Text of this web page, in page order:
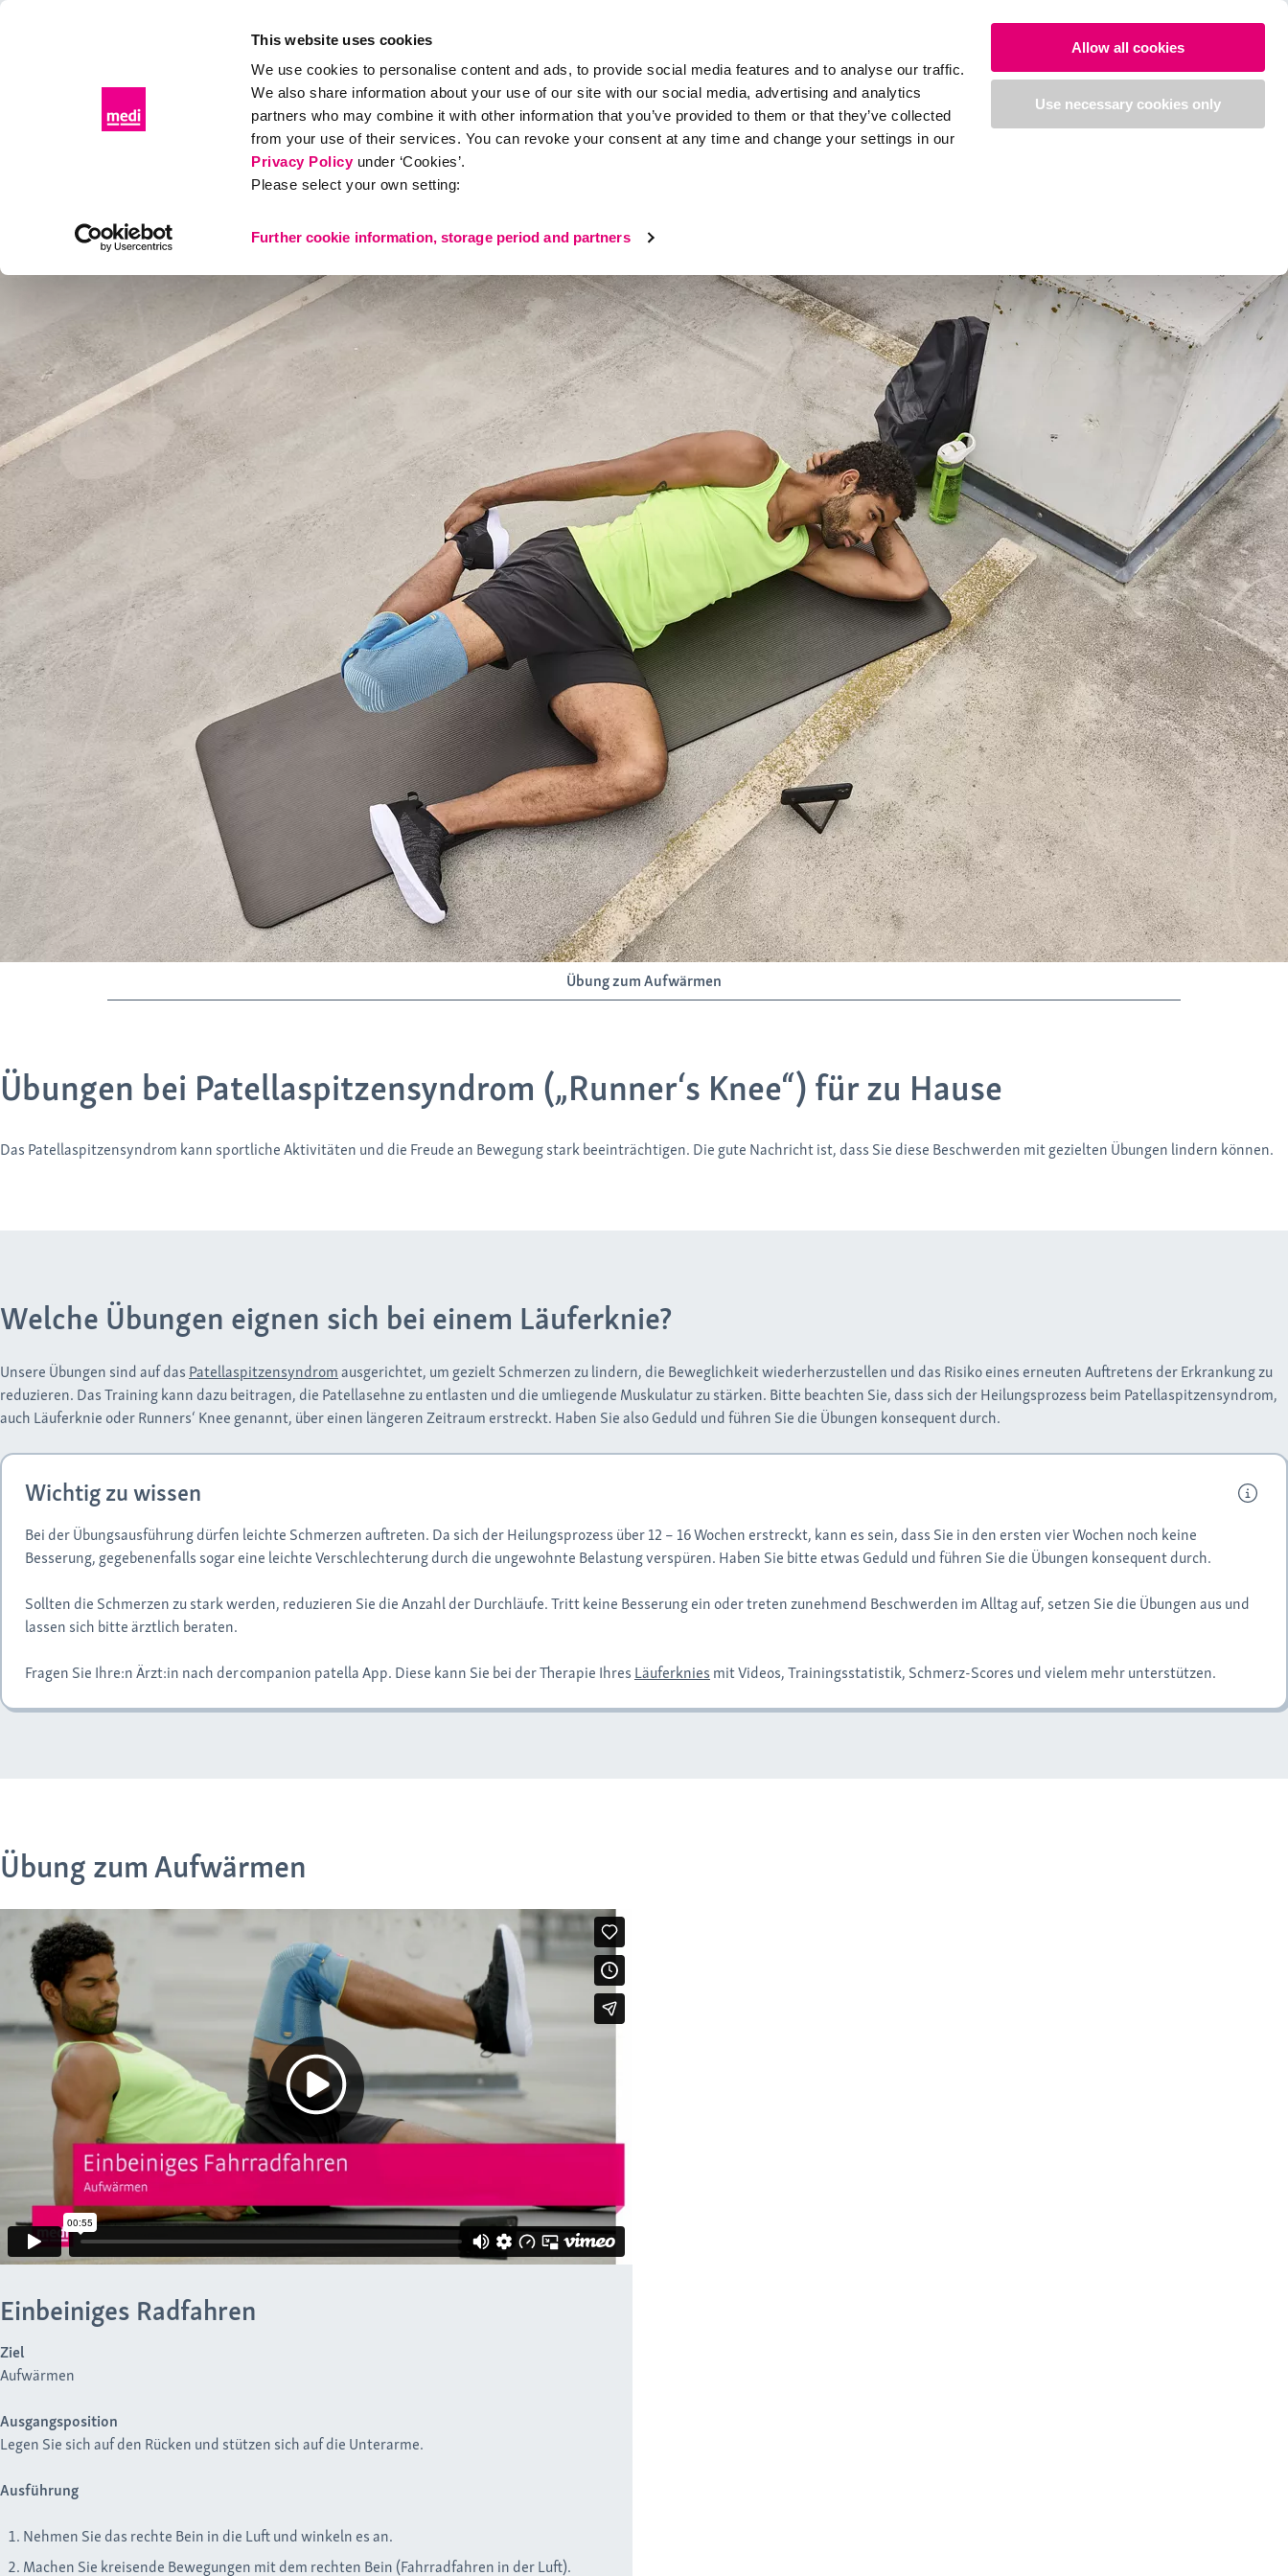
This website uses cookies
We use cookies to personalise content and ads, to provide social media features and to analyse our traffic.
We also share information about your use of our site with our social media, advertising and analytics
partners who may combine it with other information that you’ve provided to them or that they’ve collected
from your use of their services. You can revoke your consent at any time and change your settings in our
Privacy Policyunder ‘Cookies’.
Please select your own setting:
Further cookie information, storage period and partners
Allow all cookies
Use necessary cookies only
Diagnose & Therapie Gesundes Leben Kontakt
Knieschmerzen Übungen bei Patellaspitzensyndrom
Übung zum Aufwärmen
Übungen bei Patellaspitzensyndrom („Runner‘s Knee“) für zu Hause
Das Patellaspitzensyndrom kann sportliche Aktivitäten und die Freude an Bewegung stark beeinträchtigen. Die gute Nachricht ist, dass Sie diese Beschwerden mit gezielten Übungen lindern können.
Welche Übungen eignen sich bei einem Läuferknie?
Unsere Übungen sind auf das Patellaspitzensyndromausgerichtet, um gezielt Schmerzen zu lindern, die Beweglichkeit wiederherzustellen und das Risiko eines erneuten Auftretens der Erkrankung zu
reduzieren. Das Training kann dazu beitragen, die Patellasehne zu entlasten und die umliegende Muskulatur zu stärken. Bitte beachten Sie, dass sich der Heilungsprozess beim Patellaspitzensyndrom,
auch Läuferknie oder Runners‘ Knee genannt, über einen längeren Zeitraum erstreckt. Haben Sie also Geduld und führen Sie die Übungen konsequent durch.
Wichtig zu wissen
Bei der Übungsausführung dürfen leichte Schmerzen auftreten. Da sich der Heilungsprozess über 12 – 16 Wochen erstreckt, kann es sein, dass Sie in den ersten vier Wochen noch keine
Besserung, gegebenenfalls sogar eine leichte Verschlechterung durch die ungewohnte Belastung verspüren. Haben Sie bitte etwas Geduld und führen Sie die Übungen konsequent durch.
Sollten die Schmerzen zu stark werden, reduzieren Sie die Anzahl der Durchläufe. Tritt keine Besserung ein oder treten zunehmend Beschwerden im Alltag auf, setzen Sie die Übungen aus und
lassen sich bitte ärztlich beraten.
Fragen Sie Ihre:n Ärzt:in nach der companion patella App. Diese kann Sie bei der Therapie Ihres Läuferknies mit Videos, Trainingsstatistik, Schmerz-Scores und vielem mehr unterstützen.
Übung zum Aufwärmen
Einbeiniges Radfahren
Ziel
Aufwärmen
Ausgangsposition
Legen Sie sich auf den Rücken und stützen sich auf die Unterarme.
Ausführung
Nehmen Sie das rechte Bein in die Luft und winkeln es an.
Machen Sie kreisende Bewegungen mit dem rechten Bein (Fahrradfahren in der Luft).